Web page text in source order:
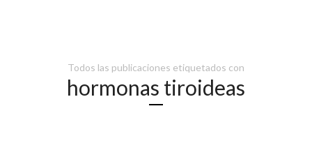
Todos las publicaciones etiquetados con
hormonas tiroideas